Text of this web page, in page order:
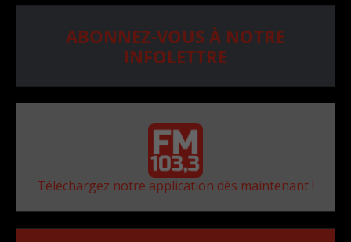
ABONNEZ-VOUS À NOTRE
INFOLETTRE
Téléchargez notre application dès maintenant !